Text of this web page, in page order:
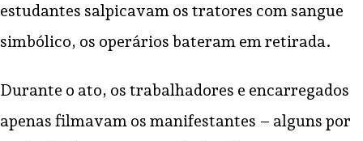
estudantes salpicavam os tratores com sangue
simbólico, os operários bateram em retirada.
Durante o ato, os trabalhadores e encarregados
apenas filmavam os manifestantes – alguns por